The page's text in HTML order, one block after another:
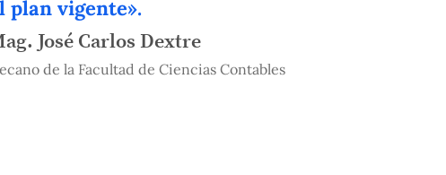
plan vigente».
José Carlos Dextre
de la Facultad de Ciencias Contables